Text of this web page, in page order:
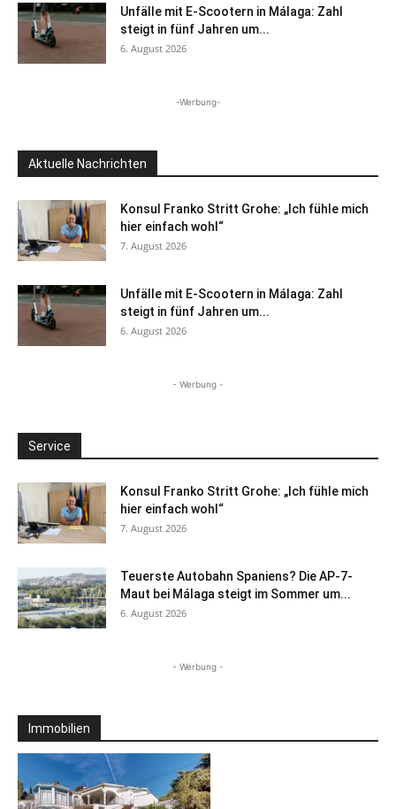
Unfälle mit E-Scootern in Málaga: Zahl
steigt in fünf Jahren um...
6. August 2026
-Werbung-
Aktuelle Nachrichten
Konsul Franko Stritt Grohe: „Ich fühle mich
hier einfach wohl“
7. August 2026
Unfälle mit E-Scootern in Málaga: Zahl
steigt in fünf Jahren um...
6. August 2026
- Werbung -
Service
Konsul Franko Stritt Grohe: „Ich fühle mich
hier einfach wohl“
7. August 2026
Teuerste Autobahn Spaniens? Die AP-7-
Maut bei Málaga steigt im Sommer um...
6. August 2026
- Werbung -
Immobilien